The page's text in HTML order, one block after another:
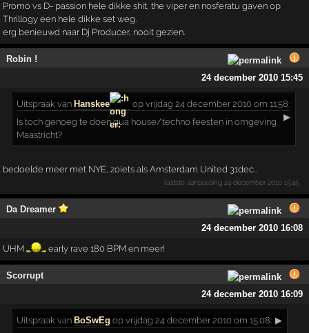
Promo vs D- passion hele dikke shit, the viper en nosferatu gaven op
Thrillogy een hele dikke set weg.
erg benieuwd naar Dj Producer, nooit gezien.
Robin !
24 december 2010 15:45
Uitspraak vanHanskee
op vrijdag 24 december 2010 om 11:58:
▶
Is toch genoeg te doen qua house/techno feesten in omgeving
Maastricht?
bedoelde meer met NYE, zoiets als Amsterdam United 31dec..
laatste aanpassing 24 december 2010 15:45
Da Dreamer
24 december 2010 16:08
UHM early rave 180 BPM en meer!
Scorrupt
24 december 2010 16:09
Uitspraak van BoSwEg op vrijdag 24 december 2010 om 15:08: ▶